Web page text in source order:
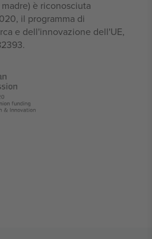
è riconosciuta
il programma di
e dell'innovazione dell'UE,